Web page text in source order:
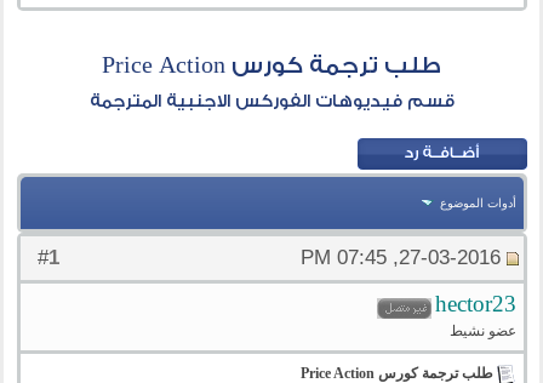
طلب ترجمة كورس Price Action
قسم فيديوهات الفوركس الاجنبية المترجمة
أدوات الموضوع
#
1 27-03-2016, 07:45 PM
hector23
عضو نشيط
طلب ترجمة كورس Price Action